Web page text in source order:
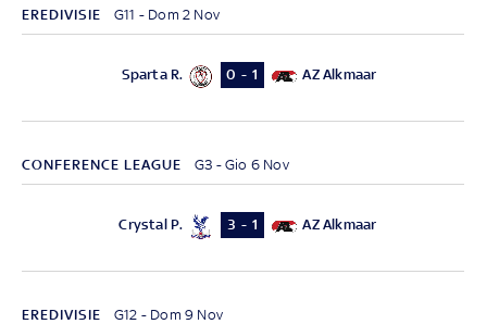
EREDIVISIE G11 - Dom 2 Nov
Sparta R. 0 - 1 AZ Alkmaar
CONFERENCE LEAGUE G3 - Gio 6 Nov
Crystal P. 3 - 1 AZ Alkmaar
EREDIVISIE G12 - Dom 9 Nov